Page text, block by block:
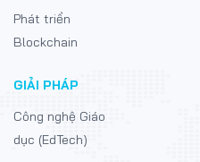
Phát triển
Blockchain
GIẢI PHÁP
Công nghệ Giáo
dục (EdTech)